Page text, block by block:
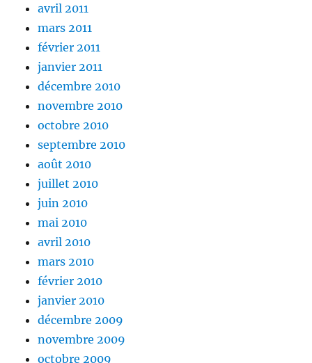
avril 2011
mars 2011
février 2011
janvier 2011
décembre 2010
novembre 2010
octobre 2010
septembre 2010
août 2010
juillet 2010
juin 2010
mai 2010
avril 2010
mars 2010
février 2010
janvier 2010
décembre 2009
novembre 2009
octobre 2009